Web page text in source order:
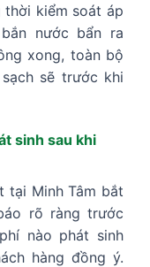
kiểm soát áp
nước bẩn ra
xong, toàn bộ
sẽ trước khi
sinh sau khi
tại Minh Tâm bắt
rõ ràng trước
nào phát sinh
hàng đồng ý.